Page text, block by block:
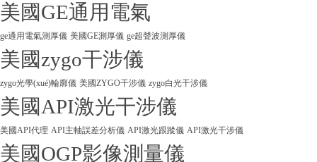
美國GE通用電氣
ge通用電氣測厚儀 美國GE測厚儀 ge超聲波測厚儀
美國zygo干涉儀
zygo光學(xué)輪廓儀 美國ZYGO干涉儀 zygo白光干涉儀
美國API激光干涉儀
美國API代理 API主軸誤差分析儀 API激光跟蹤儀 API激光干涉儀
美國OGP影像測量儀